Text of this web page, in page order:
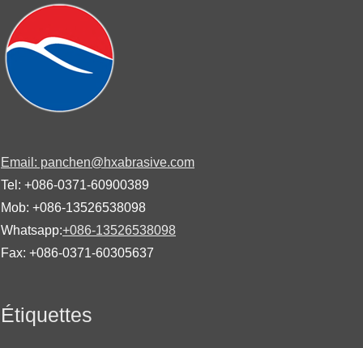
Email: panchen@hxabrasive.com
Tel: +086-0371-60900389
Mob: +086-13526538098
Whatsapp:+086-13526538098
Fax: +086-0371-60305637
Étiquettes